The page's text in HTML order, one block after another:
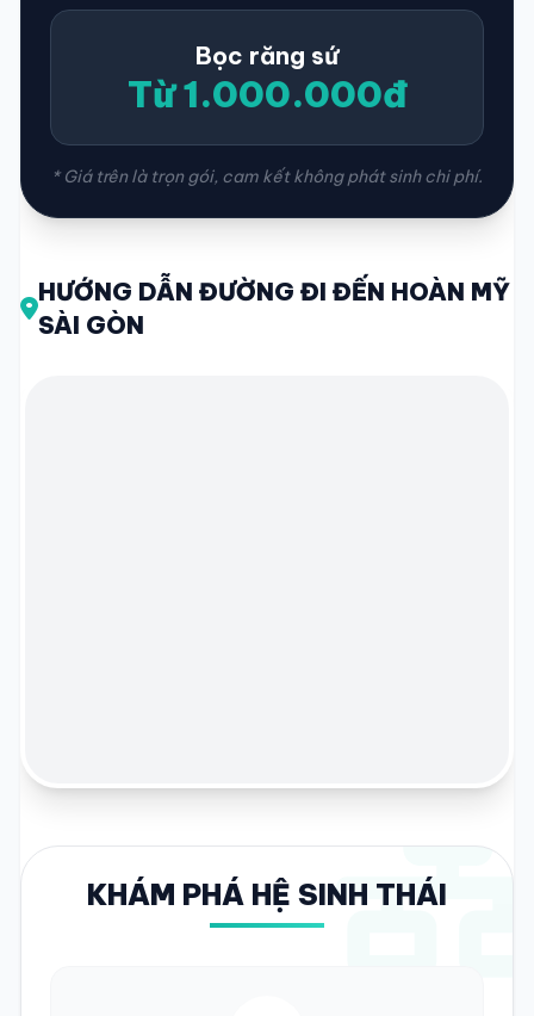
Bọc răng sứ
Từ 1.000.000đ
* Giá trên là trọn gói, cam kết không phát sinh chi phí.
HƯỚNG DẪN ĐƯỜNG ĐI ĐẾN HOÀN MỸ
SÀI GÒN
KHÁM PHÁ HỆ SINH THÁI